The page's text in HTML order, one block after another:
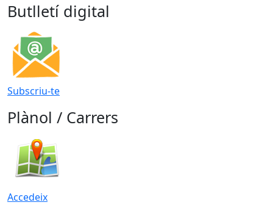
Butlletí digital
Subscriu-te
Plànol / Carrers
Accedeix